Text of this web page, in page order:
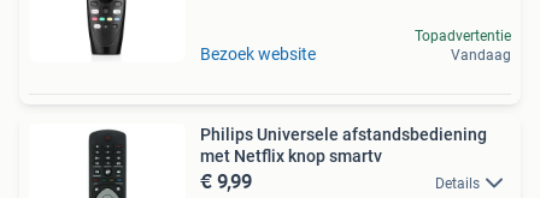
Bezoek website
Topadvertentie
Vandaag
Philips Universele afstandsbediening
met Netflix knop smartv
€ 9,99 Details